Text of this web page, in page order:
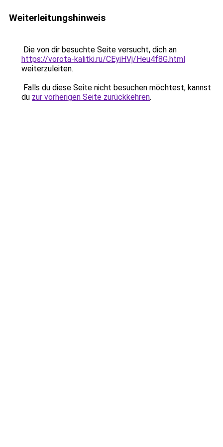
Weiterleitungshinweis
Die von dir besuchte Seite versucht, dich an
https://vorota-kalitki.ru/CEyiHVj/Heu4f8G.html
weiterzuleiten.
Falls du diese Seite nicht besuchen möchtest, kannst
du zur vorherigen Seite zurückkehren.